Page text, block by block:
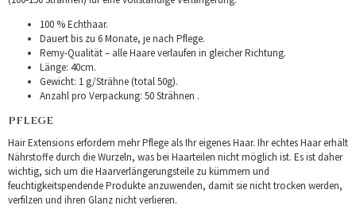
100 % Echthaar.
Dauert bis zu 6 Monate, je nach Pflege.
Remy-Qualität – alle Haare verlaufen in gleicher Richtung.
Länge: 40cm.
Gewicht: 1 g/Strähne (total 50g).
Anzahl pro Verpackung: 50 Strähnen .
PFLEGE
Hair Extensions erfordern mehr Pflege als Ihr eigenes Haar. Ihr echtes Haar erhält
Nährstoffe durch die Wurzeln, was bei Haarteilen nicht möglich ist. Es ist daher
wichtig, sich um die Haarverlängerungsteile zu kümmern und
feuchtigkeitspendende Produkte anzuwenden, damit sie nicht trocken werden,
verfilzen und ihren Glanz nicht verlieren.